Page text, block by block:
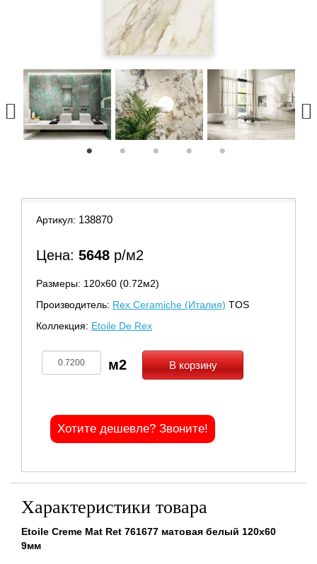
Артикул: 138870
Цена: 5648 р/м2
Размеры: 120х60 (0.72м2)
Производитель: Rex Ceramiche (Италия) TOS
Коллекция: Etoile De Rex
В корзину
Хотите дешевле? Звоните!
Характеристики товара
Etoile Creme Mat Ret 761677 матовая белый 120x60
9мм